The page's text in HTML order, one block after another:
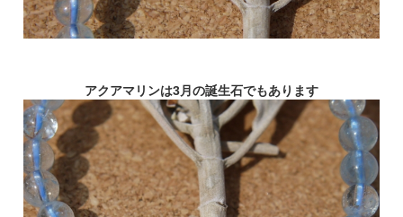
アクアマリンは3月の誕生石でもあります